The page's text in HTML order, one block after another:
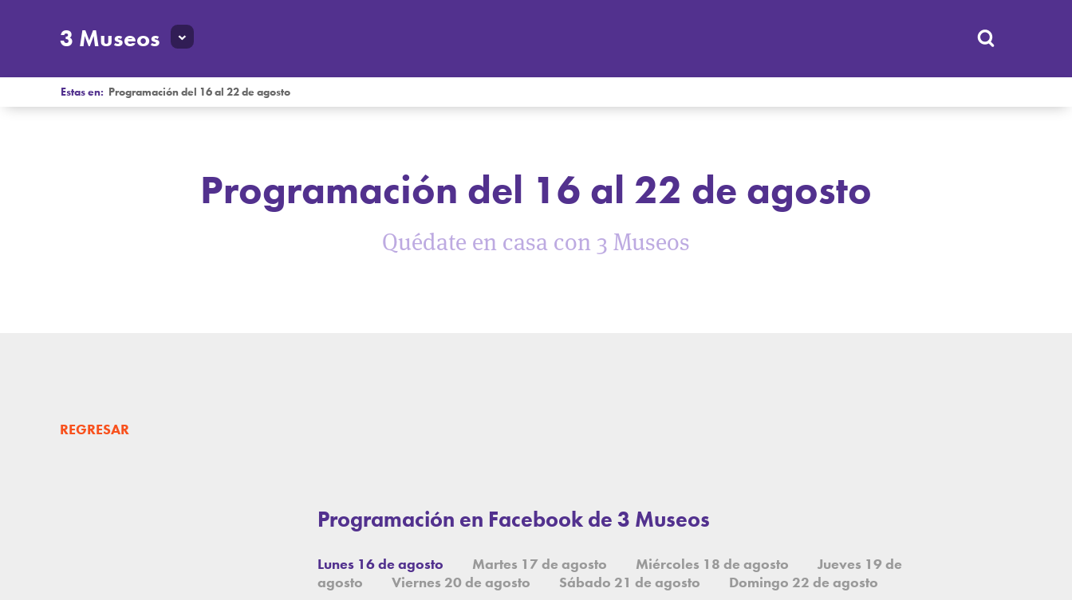
3 Museos
Estas en: Programación del 16 al 22 de agosto
Programación del 16 al 22 de agosto
Quédate en casa con 3 Museos
REGRESAR
Programación en Facebook de 3 Museos
Lunes 16 de agosto Martes 17 de agosto Miércoles 18 de agosto
Jueves 19 de
agosto
Viernes 20 de agosto Sábado 21 de agosto Domingo 22 de agosto